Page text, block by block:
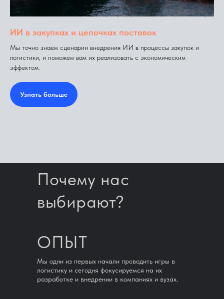
ИИ в закупках и цепочках поставок
Мы точно знаем сценарии внедрения ИИ в процессы закупок и
логистики, и поможем вам их реализовать с экономическим
эффектом.
Узнать больше
Мы одни из первых начали проводить игры в
логистику и сегодня фокусируемся на их
разработке и внедрении в компаниях и вузах.
ОПЫТ
Почему нас
выбирают?